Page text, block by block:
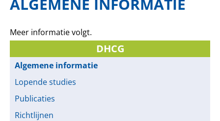
Meer informatie volgt.
DHCG
Algemene informatie
Lopende studies
Publicaties
Richtlijnen